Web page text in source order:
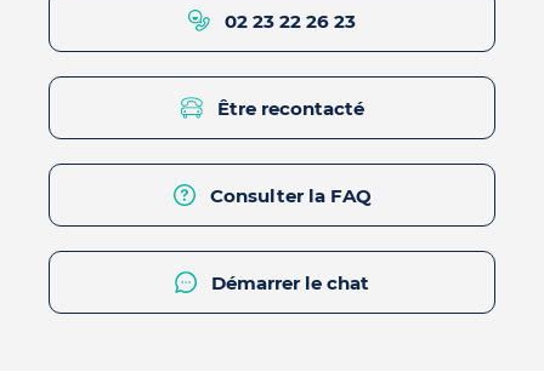
02 23 22 26 23
Être recontacté
Consulter la FAQ
Démarrer le chat